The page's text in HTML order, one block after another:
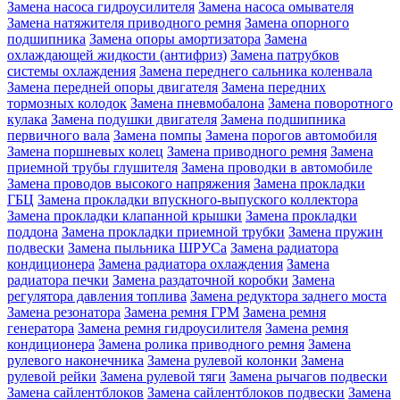
Замена насоса гидроусилителя Замена насоса омывателя
Замена натяжителя приводного ремня Замена опорного
подшипника Замена опоры амортизатора Замена
охлаждающей жидкости (антифриз) Замена патрубков
системы охлаждения Замена переднего сальника коленвала
Замена передней опоры двигателя Замена передних
тормозных колодок Замена пневмобалона Замена поворотного
кулака Замена подушки двигателя Замена подшипника
первичного вала Замена помпы Замена порогов автомобиля
Замена поршневых колец Замена приводного ремня Замена
приемной трубы глушителя Замена проводки в автомобиле
Замена проводов высокого напряжения Замена прокладки
ГБЦ Замена прокладки впускного-выпуского коллектора
Замена прокладки клапанной крышки Замена прокладки
поддона Замена прокладки приемной трубки Замена пружин
подвески Замена пыльника ШРУСа Замена радиатора
кондиционера Замена радиатора охлаждения Замена
радиатора печки Замена раздаточной коробки Замена
регулятора давления топлива Замена редуктора заднего моста
Замена резонатора Замена ремня ГРМ Замена ремня
генератора Замена ремня гидроусилителя Замена ремня
кондиционера Замена ролика приводного ремня Замена
рулевого наконечника Замена рулевой колонки Замена
рулевой рейки Замена рулевой тяги Замена рычагов подвески
Замена сайлентблоков Замена сайлентблоков подвески Замена